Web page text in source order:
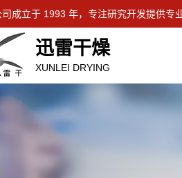
司成立于 1993 年，专注研究开发提供专
迅雷干燥
XUNLEI DRYING